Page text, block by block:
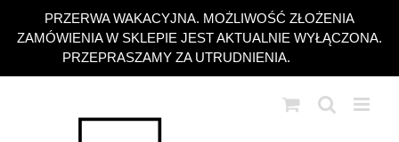
PRZERWA WAKACYJNA. MOŻLIWOŚĆ ZŁOŻENIA
ZAMÓWIENIA W SKLEPIE JEST AKTUALNIE WYŁĄCZONA.
PRZEPRASZAMY ZA UTRUDNIENIA.
zawartości